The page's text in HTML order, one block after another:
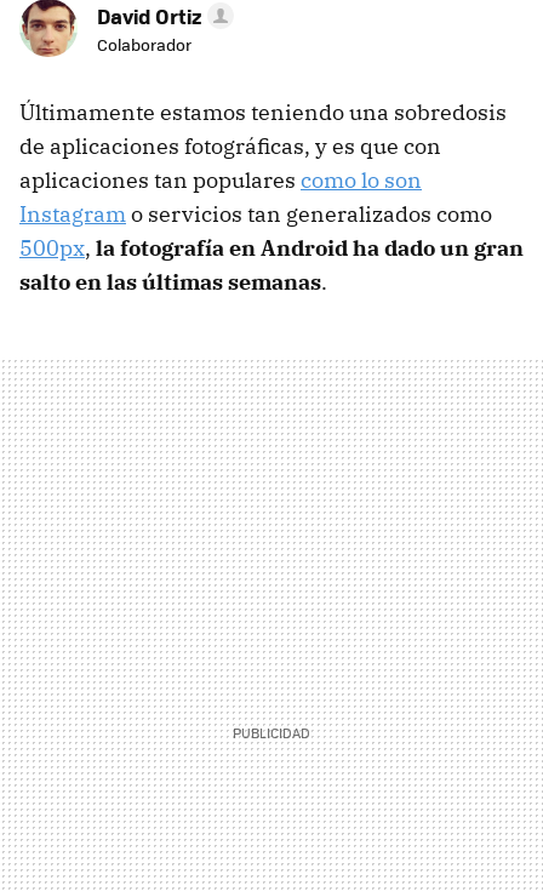
David Ortiz
Colaborador
Últimamente estamos teniendo una sobredosis
de aplicaciones fotográficas, y es que con
aplicaciones tan populares como lo son
Instagramo servicios tan generalizados como
500px, la fotografía en Android ha dado un gran
salto en las últimas semanas.